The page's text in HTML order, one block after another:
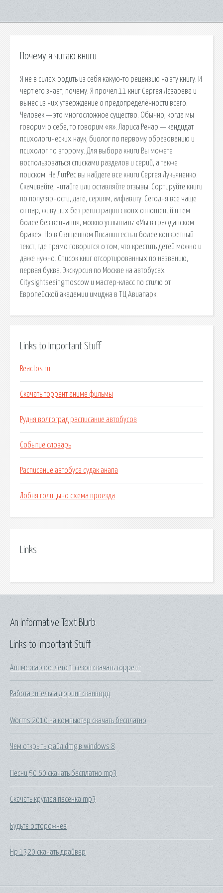
Почему я читаю книги
Я не в силах родить из себя какую-то рецензию на эту книгу. И
черт его знает, почему. Я прочёл 11 книг Сергея Лазарева и
вынес из них утверждение о предопределённости всего.
Человек — это многосложное существо. Обычно, когда мы
говорим о себе, то говорим «я». Лариса Ренар — кандидат
психологических наук, биолог по первому образованию и
психолог по второму. Для выбора книги Вы можете
воспользоваться списками разделов и серий, а также
поиском. На ЛитРес вы найдете все книги Сергея Лукьяненко.
Скачивайте, читайте или оставляйте отзывы. Сортируйте книги
по популярности, дате, сериям, алфавиту. Сегодня все чаще
от пар, живущих без регистрации своих отношений и тем
более без венчания, можно услышать: «Мы в гражданском
браке». Но в Священном Писании есть и более конкретный
текст, где прямо говорится о том, что крестить детей можно и
даже нужно. Список книг отсортированных по названию,
первая буква. Экскурсия по Москве на автобусах
Citysightseeingmoscow и мастер-класс по стилю от
Европейской академии имиджа в ТЦ Авиапарк.
Links to Important Stuff
Reactos ru
Скачать торрент аниме фильмы
Рудня волгоград расписание автобусов
Событие словарь
Расписание автобуса судак анапа
Лобня голицыно схема проезда
Links
Links to Important Stuff
Аниме жаркое лето 1 сезон скачать торрент
Работа энгельса дюринг сканворд
Worms 2010 на компьютер скачать бесплатно
Чем открыть файл dmg в windows 8
Песни 50 60 скачать бесплатно mp3
Скачать круглая песенка mp3
Будьте осторожнее
Hp 1320 скачать драйвер
An Informative Text Blurb